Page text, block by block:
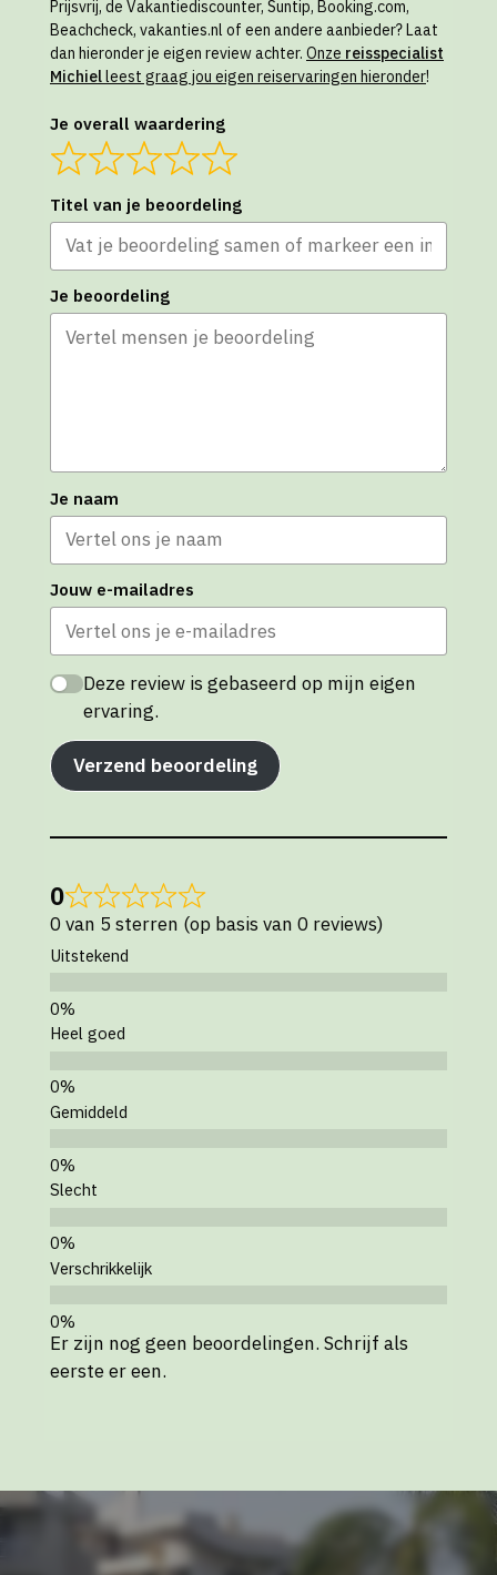
Prijsvrij, de Vakantiediscounter, Suntip, Booking.com,
Beachcheck, vakanties.nl of een andere aanbieder? Laat
dan hieronder je eigen review achter. Onze reisspecialist
Michielleest graag jou eigen reiservaringen hieronder!
Je overall waardering
Titel van je beoordeling
Je beoordeling
Je naam
Jouw e-mailadres
Deze review is gebaseerd op mijn eigen
ervaring.
Verzend beoordeling
0
0 van 5 sterren (op basis van 0 reviews)
Uitstekend
Heel goed
Gemiddeld
Slecht
Verschrikkelijk
Er zijn nog geen beoordelingen. Schrijf als
eerste er een.